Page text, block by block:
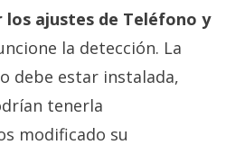
los ajustes de Teléfono y
la detección. La
debe estar instalada,
tenerla
modificado su